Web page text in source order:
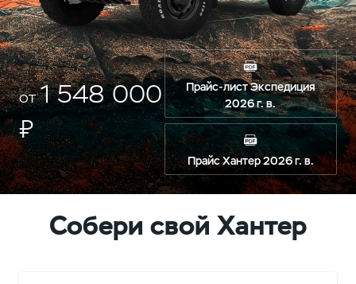
от1 548 000
₽
Прайс-лист Экспедиция
2026 г. в.
Прайс Хантер 2026 г. в.
Собери свой Хантер